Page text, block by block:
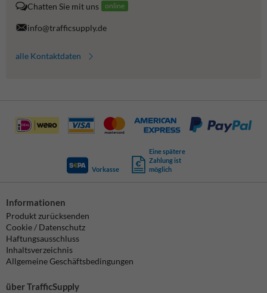
Chatten Sie mit uns online
info@trafficsupply.de
alle Kontaktdaten
Vorkasse
Eine spätere
Zahlung ist
möglich
Informationen
Produkt zurücksenden
Cookie / Datenschutz
Haftungsausschluss
Inhaltsverzeichnis
Allgemeine Geschäftsbedingungen
über TrafficSupply